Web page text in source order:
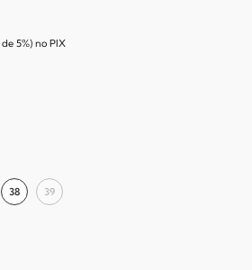
de 5%) no PIX
38 39